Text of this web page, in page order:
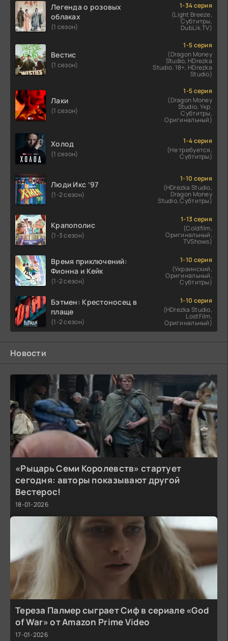
Легенда о розовых
облаках
(1 сезон)
1-34 серия
(Light Breeze,
Субтитры,
DubLik.TV)
Вестис
(1 сезон)
1-5 серия
(Dragon Money
Studio, HDrezka
Studio. 18+, HDrezka
Studio)
Лаки
(1 сезон)
1-5 серия
(Dragon Money
Studio, Укр.
Субтитры,
Оригинальный)
Холод
(1 сезон)
1-4 серия
(Не требуется,
Субтитры)
Люди Икс ’97
(1-2 сезон)
1-10 серия
(HDrezka Studio,
Dragon Money
Studio, Субтитры)
Крапополис
(1-3 сезон)
1-13 серия
(Coldfilm,
Оригинальный,
TVShows)
Время приключений:
Фионна и Кейк
(1-2 сезон)
1-10 серия
(Украинский,
Оригинальный,
Субтитры)
Бэтмен: Крестоносец в
плаще
(1-2 сезон)
1-10 серия
(HDrezka Studio,
LostFilm,
Оригинальный)
Новости
«Рыцарь Семи Королевств» стартует
сегодня: авторы показывают другой
Вестерос!
18-01-2026
Тереза Палмер сыграет Сиф в сериале «God
of War» от Amazon Prime Video
17-01-2026